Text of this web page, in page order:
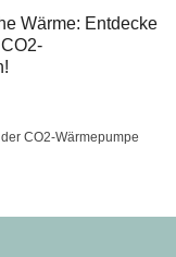
Wärme: Entdecke
CO2-Wärmepumpe